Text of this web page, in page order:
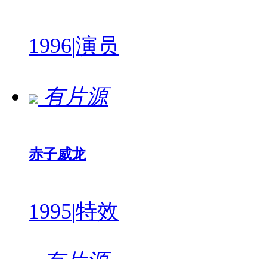
1996|演员
有片源
赤子威龙
1995|特效